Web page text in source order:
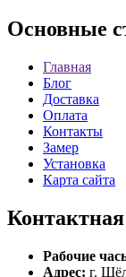
Основные
Главная
Блог
Доставка
Оплата
Контакты
Замер
Установка
Карта сайта
Контактная
Рабочие
Адрес: г.